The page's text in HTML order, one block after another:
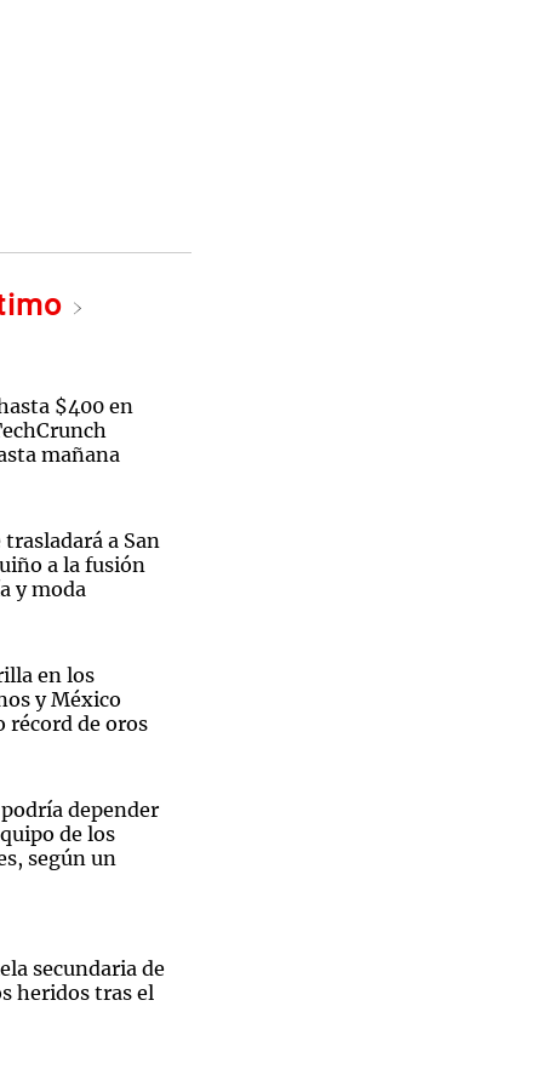
$400 en
mañana
a San
a la fusión
y moda
en los
y México
récord de oros
depender
de los
según un
secundaria de
heridos tras el